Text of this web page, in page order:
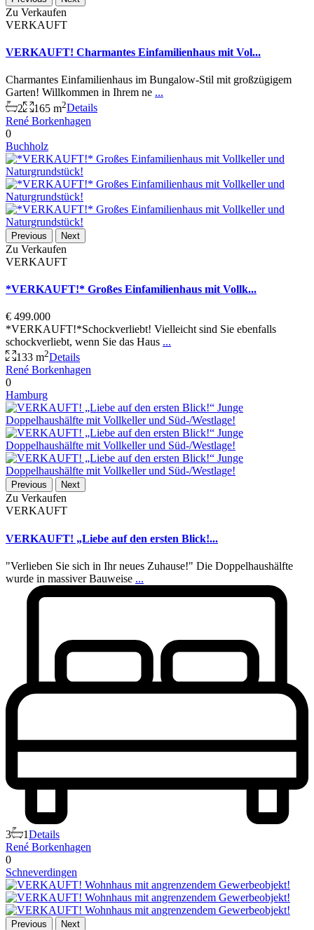
Zu Verkaufen
VERKAUFT
VERKAUFT! Charmantes Einfamilienhaus mit Vol...
Charmantes Einfamilienhaus im Bungalow-Stil mit großzügigem
Garten! Willkommen in Ihrem ne ...
2
165 m2Details
René Borkenhagen
0
Buchholz
Previous Next
Zu Verkaufen
VERKAUFT
*VERKAUFT!* Großes Einfamilienhaus mit Vollk...
€ 499.000
*VERKAUFT!*Schockverliebt! Vielleicht sind Sie ebenfalls
schockverliebt, wenn Sie das Haus ...
133 m2Details
René Borkenhagen
0
Hamburg
Previous Next
Zu Verkaufen
VERKAUFT
VERKAUFT! „Liebe auf den ersten Blick!...
"Verlieben Sie sich in Ihr neues Zuhause!" Die Doppelhaushälfte
wurde in massiver Bauweise ...
3 1Details
René Borkenhagen
0
Schneverdingen
Previous Next